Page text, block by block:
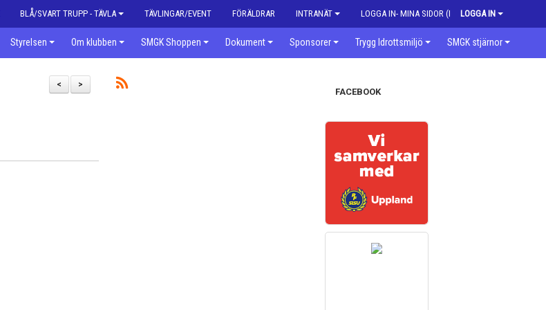
BLÅ/SVART TRUPP - TÄVLA TÄVLINGAR/EVENT FÖRÄLDRAR INTRANÄT LOGGA IN- MINA SIDOR (MEDLEM)
LOGGA IN
Styrelsen Om klubben SMGK Shoppen Dokument Sponsorer Trygg Idrottsmiljö SMGK stjärnor
>
<
FACEBOOK